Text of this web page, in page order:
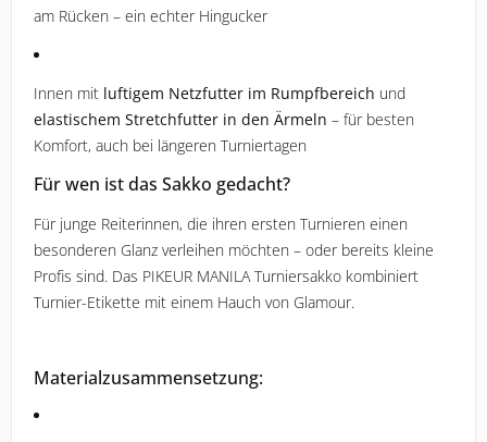
am Rücken – ein echter Hingucker
Innen mit luftigem Netzfutter im Rumpfbereich und
elastischem Stretchfutter in den Ärmeln – für besten
Komfort, auch bei längeren Turniertagen
Für wen ist das Sakko gedacht?
Für junge Reiterinnen, die ihren ersten Turnieren einen
besonderen Glanz verleihen möchten – oder bereits kleine
Profis sind. Das PIKEUR MANILA Turniersakko kombiniert
Turnier-Etikette mit einem Hauch von Glamour.
Materialzusammensetzung: